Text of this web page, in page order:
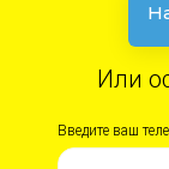
Введите ваш
Или